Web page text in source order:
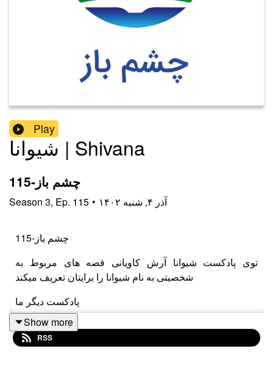
Play
شیوانا | Shivana
115-چشم باز
Season 3, Ep. 115 • ۱۴۰۲ آذر ۴, شنبه
115-چشم باز
توی پادکست شیوانا آرش کاویانی قصه های مربوط به
شخصیتی به نام شیوانا را برایتان تعریف میکند
پادکست دیگر ما
پادکست فارسی راوی
پادکست چهارراه کامپیوتر
Show more
RSS